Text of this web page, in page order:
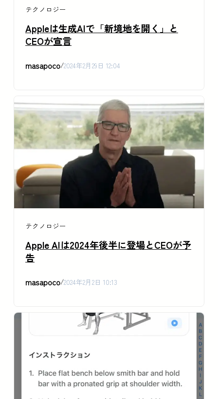
テクノロジー
Appleは生成AIで「新境地を開く」と
CEOが宣言
masapoco/2024年2月29日 12:04
テクノロジー
Apple AIは2024年後半に登場とCEOが予
告
masapoco/2024年2月2日 10:13